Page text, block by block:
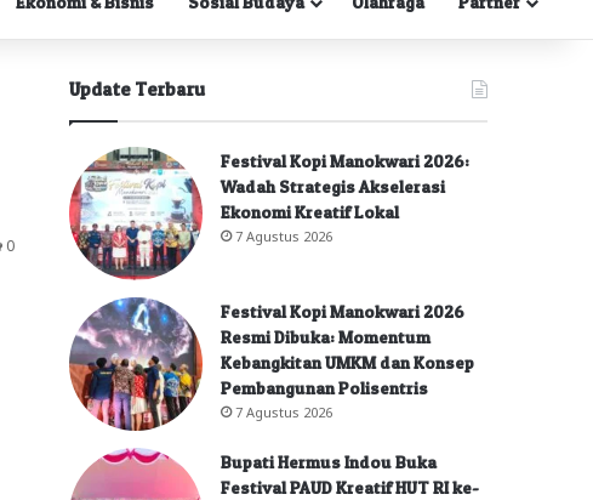
0
Update Terbaru
Festival Kopi Manokwari 2026:
Wadah Strategis Akselerasi
Ekonomi Kreatif Lokal
7 Agustus 2026
Festival Kopi Manokwari 2026
Resmi Dibuka: Momentum
Kebangkitan UMKM dan Konsep
Pembangunan Polisentris
7 Agustus 2026
Bupati Hermus Indou Buka
Festival PAUD Kreatif HUT RI ke-